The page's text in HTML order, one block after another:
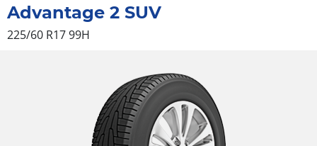
Advantage 2 SUV
225/60 R17 99H